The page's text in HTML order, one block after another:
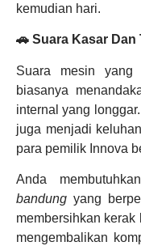
kemudian hari.
🚗 Suara Kasar Dan
Suara mesin yang
biasanya
internal yang
juga menjadi
para pemilik Innova
Anda
bandung yang
membersihkan
mengembalikan